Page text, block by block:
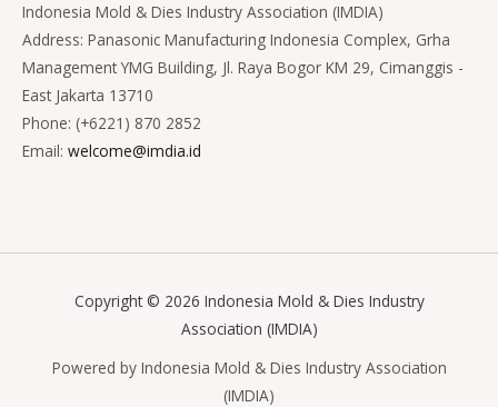
Indonesia Mold & Dies Industry Association (IMDIA)
Address: Panasonic Manufacturing Indonesia Complex, Grha
Management YMG Building, Jl. Raya Bogor KM 29, Cimanggis -
East Jakarta 13710
Phone: (+6221) 870 2852
Email: welcome@imdia.id
Copyright © 2026 Indonesia Mold & Dies Industry
Association (IMDIA)
Powered by Indonesia Mold & Dies Industry Association
(IMDIA)